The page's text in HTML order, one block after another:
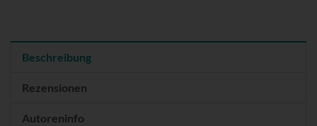
Beschreibung
Rezensionen
Autoreninfo